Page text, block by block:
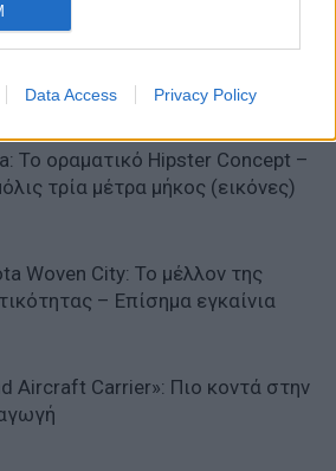
Data Access Privacy Policy
Caroo και Surprice Car
To oραματικό Hipster Concept –
τρία μέτρα μήκος (εικόνες)
Woven City: Το μέλλον της
– Επίσημα εγκαίνια
Aircraft Carrier»: Πιο κοντά στην